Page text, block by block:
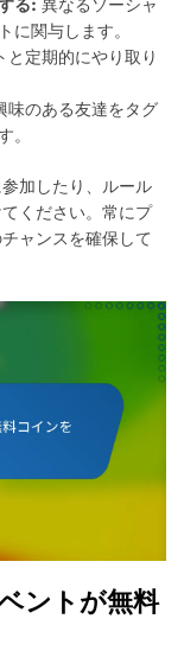
に関与します。
と定期的にやり取り
味のある友達をタグ
。
加したり、ルール
ください。常にプ
ャンスを確保して
ントが無料